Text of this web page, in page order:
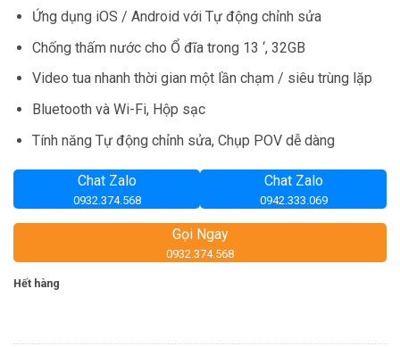
Ứng dụng iOS / Android với Tự động chỉnh sửa
Chống thấm nước cho Ổ đĩa trong 13 ‘, 32GB
Video tua nhanh thời gian một lần chạm / siêu trùng lặp
Bluetooth và Wi-Fi, Hộp sạc
Tính năng Tự động chỉnh sửa, Chụp POV dễ dàng
Chat Zalo
0932.374.568
Chat Zalo
0942.333.069
Gọi Ngay
0932.374.568
Hết hàng